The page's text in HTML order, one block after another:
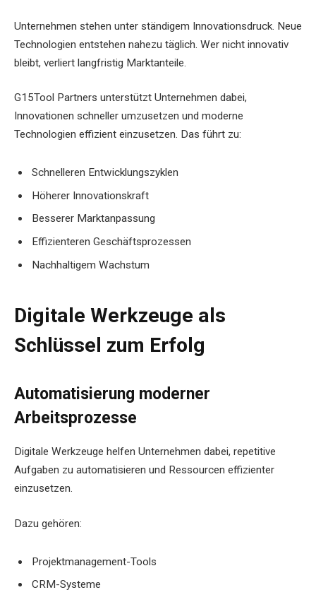
Unternehmen stehen unter ständigem Innovationsdruck. Neue
Technologien entstehen nahezu täglich. Wer nicht innovativ
bleibt, verliert langfristig Marktanteile.
G15Tool Partners unterstützt Unternehmen dabei,
Innovationen schneller umzusetzen und moderne
Technologien effizient einzusetzen. Das führt zu:
Schnelleren Entwicklungszyklen
Höherer Innovationskraft
Besserer Marktanpassung
Effizienteren Geschäftsprozessen
Nachhaltigem Wachstum
Digitale Werkzeuge als
Schlüssel zum Erfolg
Automatisierung moderner
Arbeitsprozesse
Digitale Werkzeuge helfen Unternehmen dabei, repetitive
Aufgaben zu automatisieren und Ressourcen effizienter
einzusetzen.
Dazu gehören:
Projektmanagement-Tools
CRM-Systeme